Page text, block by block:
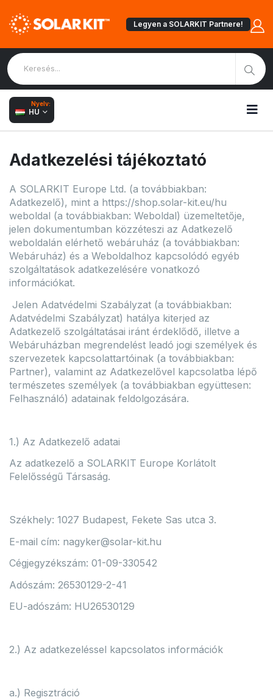
Legyen a SOLARKIT Partnere!
Nyelv:
HU
Adatkezelési tájékoztató
A SOLARKIT Europe Ltd. (a továbbiakban:
Adatkezelő), mint a https://shop.solar-kit.eu/hu
weboldal (a továbbiakban: Weboldal) üzemeltetője,
jelen dokumentumban közzéteszi az Adatkezelő
weboldalán elérhető webáruház (a továbbiakban:
Webáruház) és a Weboldalhoz kapcsolódó egyéb
szolgáltatások adatkezelésére vonatkozó
információkat.
Jelen Adatvédelmi Szabályzat (a továbbiakban:
Adatvédelmi Szabályzat) hatálya kiterjed az
Adatkezelő szolgáltatásai iránt érdeklődő, illetve a
Webáruházban megrendelést leadó jogi személyek és
szervezetek kapcsolattartóinak (a továbbiakban:
Partner), valamint az Adatkezelővel kapcsolatba lépő
természetes személyek (a továbbiakban együttesen:
Felhasználó) adatainak feldolgozására.
1.) Az Adatkezelő adatai
Az adatkezelő a SOLARKIT Europe Korlátolt
Felelősségű Társaság.
Székhely: 1027 Budapest, Fekete Sas utca 3.
E-mail cím: nagyker@solar-kit.hu
Cégjegyzékszám: 01-09-330542
Adószám: 26530129-2-41
EU-adószám: HU26530129
2.) Az adatkezeléssel kapcsolatos információk
a.) Regisztráció